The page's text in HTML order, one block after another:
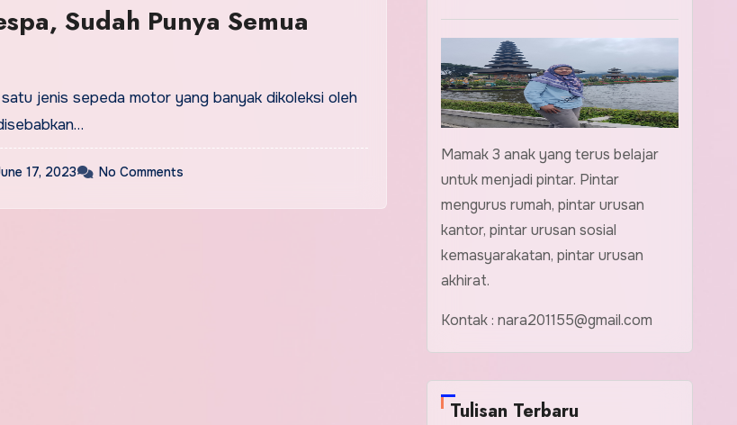
Sudah Punya Semua
jenis sepeda motor yang banyak dikoleksi oleh
17, 2023 No Comments
Mamak 3 anak yang terus belajar
untuk menjadi pintar. Pintar
mengurus rumah, pintar urusan
kantor, pintar urusan sosial
kemasyarakatan, pintar urusan
akhirat.
Kontak : nara201155@gmail.com
Tulisan Terbaru